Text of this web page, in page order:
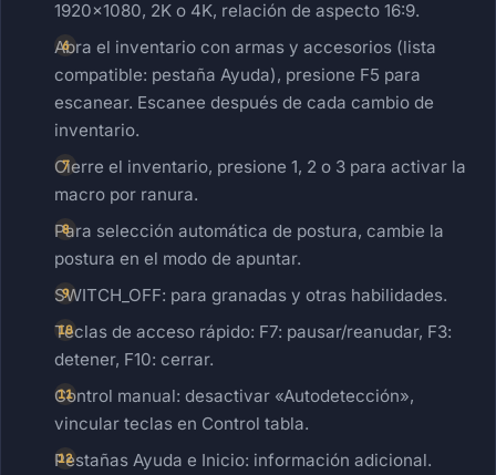
1920×1080, 2K o 4K, relación de aspecto 16:9.
Abra el inventario con armas y accesorios (lista
compatible: pestaña Ayuda), presione F5 para
escanear. Escanee después de cada cambio de
inventario.
Cierre el inventario, presione 1, 2 o 3 para activar la
macro por ranura.
Para selección automática de postura, cambie la
postura en el modo de apuntar.
SWITCH_OFF: para granadas y otras habilidades.
Teclas de acceso rápido: F7: pausar/reanudar, F3:
detener, F10: cerrar.
Control manual: desactivar «Autodetección»,
vincular teclas en Control tabla.
Pestañas Ayuda e Inicio: información adicional.